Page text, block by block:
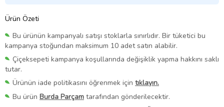
Ürün Özeti
Bu ürünün kampanyalı satışı stoklarla sınırlıdır. Bir tüketici bu
kampanya stoğundan maksimum 10 adet satın alabilir.
Çiçeksepeti kampanya koşullarında değişiklik yapma hakkını saklı
tutar.
Ürünün iade politikasını öğrenmek için tıklayın.
Bu ürün Burda Parçam tarafından gönderilecektir.